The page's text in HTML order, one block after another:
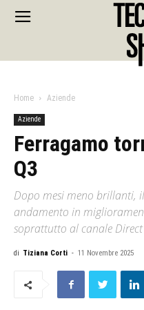
Home Aziende
Aziende
Ferragamo
Q3
Dopo mesi meno brillanti,
andamento in
soprattutto al canale
di Tiziana Corti - 11 Novembre 2025